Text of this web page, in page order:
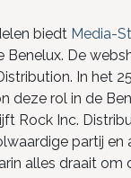
biedt Media-
De
In het
deze rol in de
Rock Inc.
partij en
alles draait om